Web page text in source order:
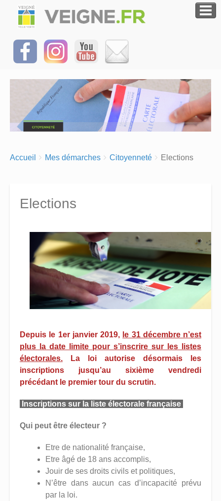
Breadcrumbs
You
Accueil Mes démarches Citoyenneté Elections
Elections
Depuis le 1er janvier 2019, le 31 décembre n’est
plus la date limite pour s’inscrire sur les listes
électorales. La loi autorise désormais les
inscriptions jusqu’au sixième vendredi
précédant le premier tour du scrutin.
Inscriptions sur la liste électorale française
Qui peut être électeur ?
Etre de nationalité française,
Etre âgé de 18 ans accomplis,
Jouir de ses droits civils et politiques,
N’être dans aucun cas d’incapacité prévu
par la loi.